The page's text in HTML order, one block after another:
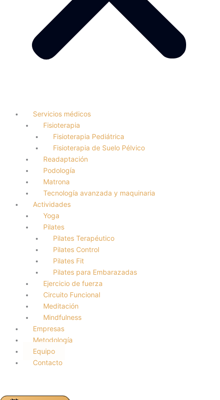
Servicios médicos
Fisioterapia
Fisioterapia Pediátrica
Fisioterapia de Suelo Pélvico
Readaptación
Podología
Matrona
Tecnología avanzada y maquinaria
Actividades
Yoga
Pilates
Pilates Terapéutico
Pilates Control
Pilates Fit
Pilates para Embarazadas
Ejercicio de fuerza
Circuito Funcional
Meditación
Mindfulness
Empresas
Metodología
Equipo
Contacto